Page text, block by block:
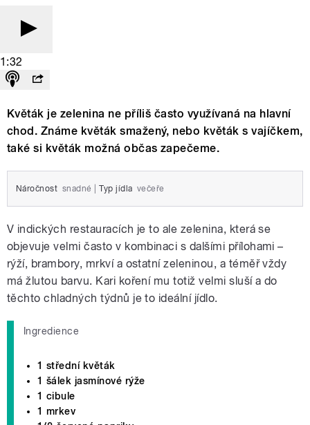
1:32
Květák je zelenina ne příliš často využívaná na hlavní
chod. Známe květák smažený, nebo květák s vajíčkem,
také si květák možná občas zapečeme.
Náročnost snadné Typ jídla večeře
V indických restauracích je to ale zelenina, která se
objevuje velmi často v kombinaci s dalšími přílohami –
rýží, brambory, mrkví a ostatní zeleninou, a téměř vždy
má žlutou barvu. Kari koření mu totiž velmi sluší a do
těchto chladných týdnů je to ideální jídlo.
Ingredience
1 střední květák
1 šálek jasmínové rýže
1 cibule
1 mrkev